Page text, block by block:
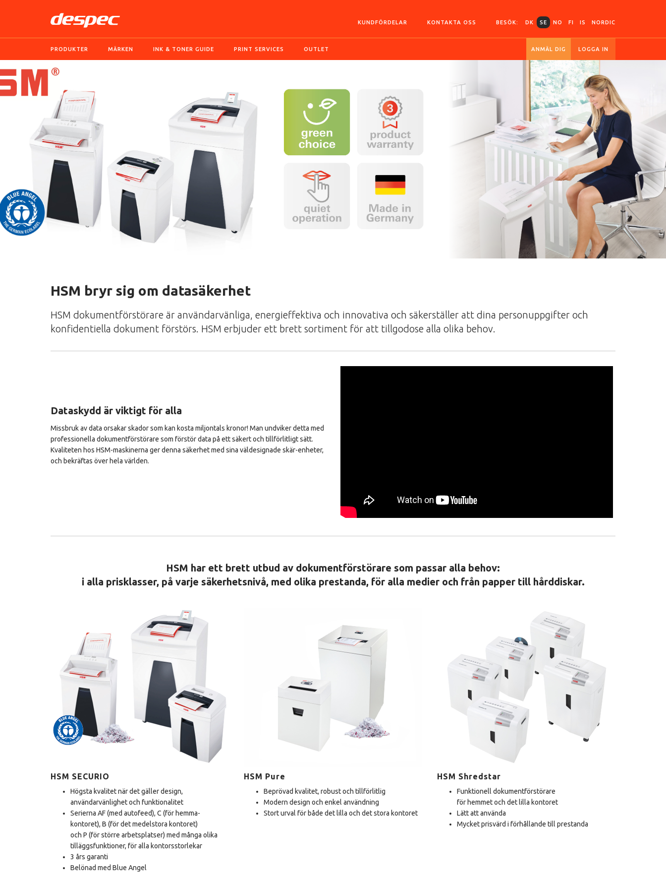
KUNDFÖRDELAR KONTAKTA OSS BESÖK: DK SE NO FI IS NORDIC
PRODUKTER MÄRKEN INK & TONER GUIDE PRINT SERVICES OUTLET ANMÄL DIG LOGGA IN
HSM bryr sig om datasäkerhet
HSM dokumentförstörare är användarvänliga, energieffektiva och innovativa och säkerställer att dina personuppgifter och
konfidentiella dokument förstörs. HSM erbjuder ett brett sortiment för att tillgodose alla olika behov.
Dataskydd är viktigt för alla
Missbruk av data orsakar skador som kan kosta miljontals kronor! Man undviker detta med
professionella dokumentförstörare som förstör data på ett säkert och tillförlitligt sätt.
Kvaliteten hos HSM-maskinerna ger denna säkerhet med sina väldesignade skär-enheter,
och bekräftas över hela världen.
HSM har ett brett utbud av dokumentförstörare som passar alla behov:
i alla prisklasser, på varje säkerhetsnivå, med olika prestanda, för alla medier och från papper till hårddiskar.
HSM SECURIO
Högsta kvalitet när det gäller design,
användarvänlighet och funktionalitet
Serierna AF (med autofeed), C (för hemma-
kontoret), B (för det medelstora kontoret)
och P (för större arbetsplatser) med många olika
tilläggsfunktioner, för alla kontorsstorlekar
3 års garanti
Belönad med Blue Angel
HSM Pure
Beprövad kvalitet, robust och tillförlitlig
Modern design och enkel användning
Stort urval för både det lilla och det stora kontoret
HSM Shredstar
Funktionell dokumentförstörare
för hemmet och det lilla kontoret
Lätt att använda
Mycket prisvärd i förhållande till prestanda